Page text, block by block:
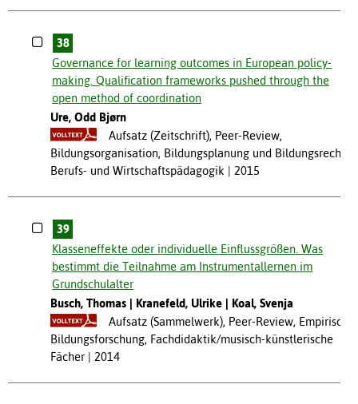
38
Governance for learning outcomes in European policy-
making. Qualification frameworks pushed through the
open method of coordination
Ure, Odd Bjørn
Aufsatz (Zeitschrift), Peer-Review,
Bildungsorganisation, Bildungsplanung und Bildungsrecht,
Berufs- und Wirtschaftspädagogik
2015
39
Klasseneffekte oder individuelle Einflussgrößen. Was
bestimmt die Teilnahme am Instrumentallernen im
Grundschulalter
Busch, Thomas
Kranefeld, Ulrike
Koal, Svenja
Aufsatz (Sammelwerk), Peer-Review, Empirische
Bildungsforschung, Fachdidaktik/musisch-künstlerische
Fächer
2014